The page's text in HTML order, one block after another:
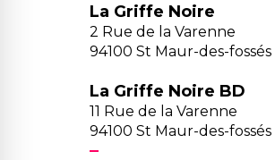
La Griffe Noire
2 Rue de la Varenne
94100 St Maur-des-fossés
La Griffe Noire BD
11 Rue de la Varenne
94100 St Maur-des-fossés